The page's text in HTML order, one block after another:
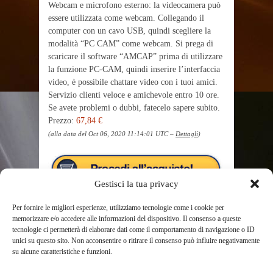
Gestisci la tua privacy
Per fornire le migliori esperienze, utilizziamo tecnologie come i cookie per
memorizzare e/o accedere alle informazioni del dispositivo. Il consenso a queste
tecnologie ci permetterà di elaborare dati come il comportamento di navigazione o ID
unici su questo sito. Non acconsentire o ritirare il consenso può influire negativamente
su alcune caratteristiche e funzioni.
Webcam e microfono esterno: la videocamera può
essere utilizzata come webcam. Collegando il
computer con un cavo USB, quindi scegliere la
modalità “PC CAM” come webcam. Si prega di
scaricare il software “AMCAP” prima di utilizzare
la funzione PC-CAM, quindi inserire l’interfaccia
video, è possibile chattare video con i tuoi amici.
Servizio clienti veloce e amichevole entro 10 ore.
Se avete problemi o dubbi, fatecelo sapere subito.
Prezzo: 67,84 €
(alla data del Oct 06, 2020 11:14:01 UTC – Dettagli)